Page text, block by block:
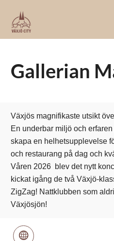
Gallerian
Växjös magnifikaste utsikt
En underbar miljö och
skapa en helhetsupplevelse
och restaurang på dag och
Våren 2026 blev det nytt
kickat igång de två Växjö-
ZigZag! Nattklubben som
Växjösjön!